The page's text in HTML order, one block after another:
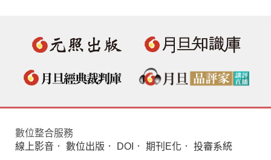
數位整合服務
線上影音 ． 數位出版 ． DOI ． 期刊E化 ． 投審系統